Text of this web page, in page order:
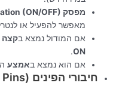
מפסק Termination (ON/OFF):
מאפשר להפעיל או
אם המודול נמצא בקצה
ON
.
אם הוא נמצא באמצע
חיבורי הפינים (Header Pins)